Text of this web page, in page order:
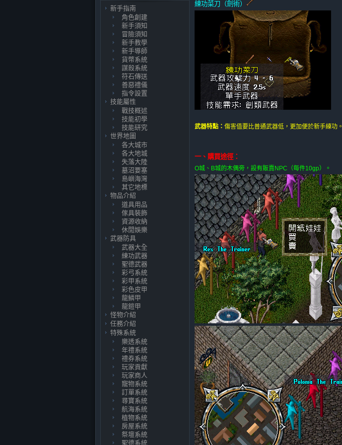
新手指南
角色創建
新手須知
冒險須知
新手教學
新手導師
貨幣系統
謀殺系統
符石傳送
善惡禮儀
指令設置
技能屬性
戰技概述
技能初學
技能研究
世界地圖
各大城市
各大地城
失落大陸
墓沼要塞
島嶼海灣
其它地標
物品介紹
道具用品
傢具裝飾
資源收納
休閒娛樂
武器防具
武器大全
練功武器
聖德武器
彩弓系統
彩甲系統
彩色皮甲
龍鱗甲
龍鎧甲
怪物介紹
任務介紹
特殊系統
樂透系統
年禮系統
禮券系統
玩家貢獻
玩家商人
寵物系統
訂單系統
尋寶系統
航海系統
植物系統
房屋系統
祭壇系統
聖德系統
練功菜刀（劍術）
武器特點： 傷害值要比普通武器低，更加便於新手練功。
一、購買途徑：
O城、B城的木偶旁，設有販賣NPC（每件10gp）。